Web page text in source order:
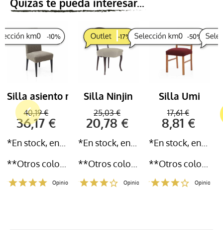
Quizás te pueda interesar...
-10%
Silla asiento respaldo Kokoro
40,19 €
36,17 €
Opiniones
-17%
Silla Ninjin
25,03 €
20,78 €
*En stock, entrega inmediata 24-72h
Opiniones
-50%
Silla Umi
17,61 €
8,81 €
Opiniones